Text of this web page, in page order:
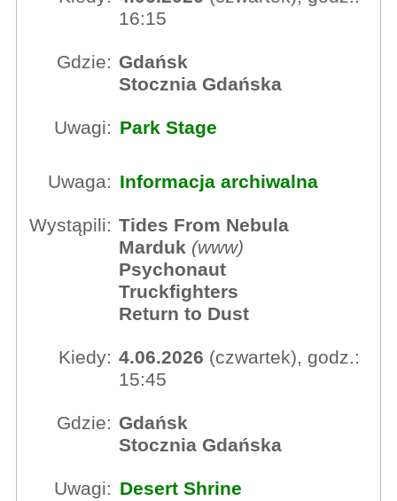
16:15
Gdzie: Gdańsk
Stocznia Gdańska
Uwagi: Park Stage
Uwaga: Informacja archiwalna
Wystąpili: Tides From Nebula
Marduk (www)
Psychonaut
Truckfighters
Return to Dust
Kiedy: 4.06.2026 (czwartek), godz.:
15:45
Gdzie: Gdańsk
Stocznia Gdańska
Uwagi: Desert Shrine